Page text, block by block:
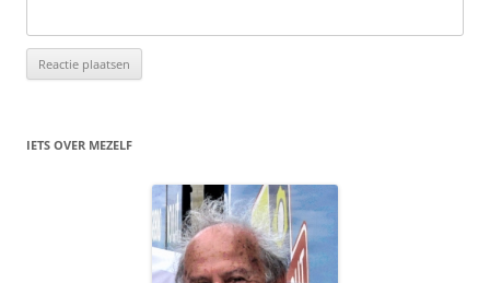
IETS OVER MEZELF